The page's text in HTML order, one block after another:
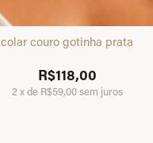
colar couro gotinha prata
R$118,00
2 xde R$59,00sem juros